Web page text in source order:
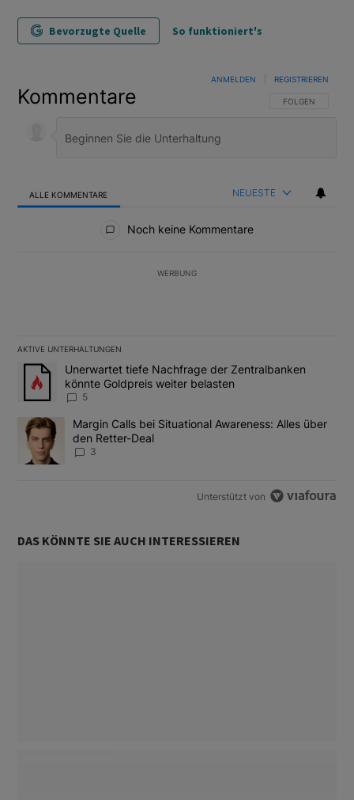
Bevorzugte Quelle So funktioniert's
Kommentare FOLGE DIESER
FOLGEN
ANMELDEN REGISTRIEREN
ALLE KOMMENTARE NEUESTE
Noch keine Kommentare
WERBUNG
AKTIVE UNTERHALTUNGEN
Das Folgende ist eine Liste der am meisten kommentierten
Ein Trendartikel mit dem Titel "Unerwartet tiefe Nachfrage der
Unerwartet tiefe Nachfrage der Zentralbanken
könnte Goldpreis weiter belasten
5
Ein Trendartikel mit dem Titel "Margin Calls bei Situational
Margin Calls bei Situational Awareness: Alles über
den Retter-Deal
3
Unterstützt von
DAS KÖNNTE SIE AUCH INTERESSIEREN